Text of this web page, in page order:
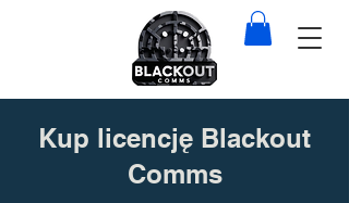
Kup licencję Blackout
Comms